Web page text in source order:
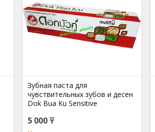
Зубная паста для
чувствительных зубов и десен
Dok Bua Ku Sensitive
5 000 ₸